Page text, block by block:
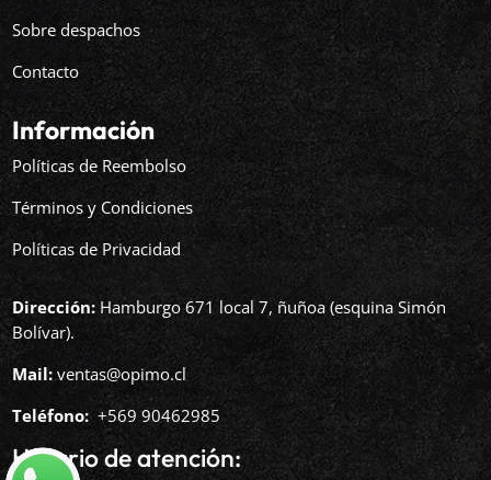
Sobre despachos
Contacto
Información
Políticas de Reembolso
Términos y Condiciones
Políticas de Privacidad
Dirección: Hamburgo 671 local 7, ñuñoa (esquina Simón
Bolívar).
Mail: ventas@opimo.cl
Teléfono: ‪+569 90462985‬
Horario de atención: